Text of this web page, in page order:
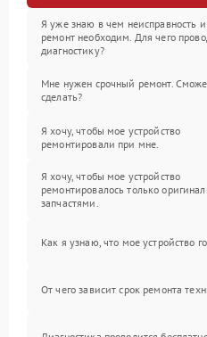
Я уже знаю в чем неисправность
ремонт необходим. Для чего
диагностику?
Мне нужен срочный ремонт.
сделать?
Я хочу, чтобы мое устройство
ремонтировали при мне.
Я хочу, чтобы мое устройство
ремонтировалось только
запчастями.
Как я узнаю, что мое устройство
От чего зависит срок ремонта